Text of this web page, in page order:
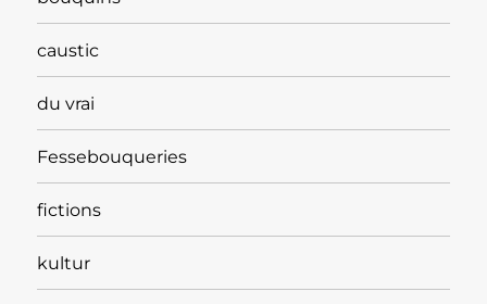
caustic
du vrai
Fessebouqueries
fictions
kultur